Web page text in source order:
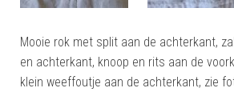
Mooie rok met split aan de achterkant,
en achterkant, knoop en rits aan de
klein weeffoutje aan de achterkant, zie